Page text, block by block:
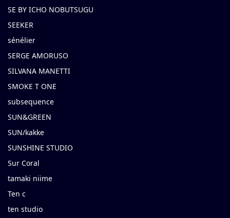
SE BY ICHO NOBUTSUGU
SEEKER
sénélier
SERGE AMORUSO
SILVANA MANETTI
SMOKE T ONE
subsequence
SUN&GREEN
SUN/kakke
SUNSHINE STUDIO
Sur Coral
tamaki niime
Ten c
ten studio